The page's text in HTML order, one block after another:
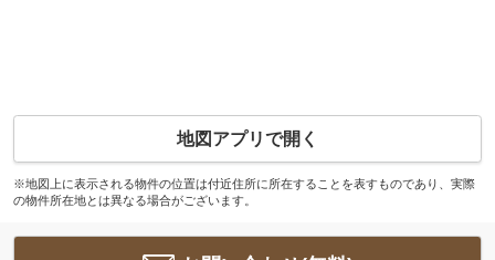
地図アプリで開く
※地図上に表示される物件の位置は付近住所に所在することを表すものであり、実際
の物件所在地とは異なる場合がございます。